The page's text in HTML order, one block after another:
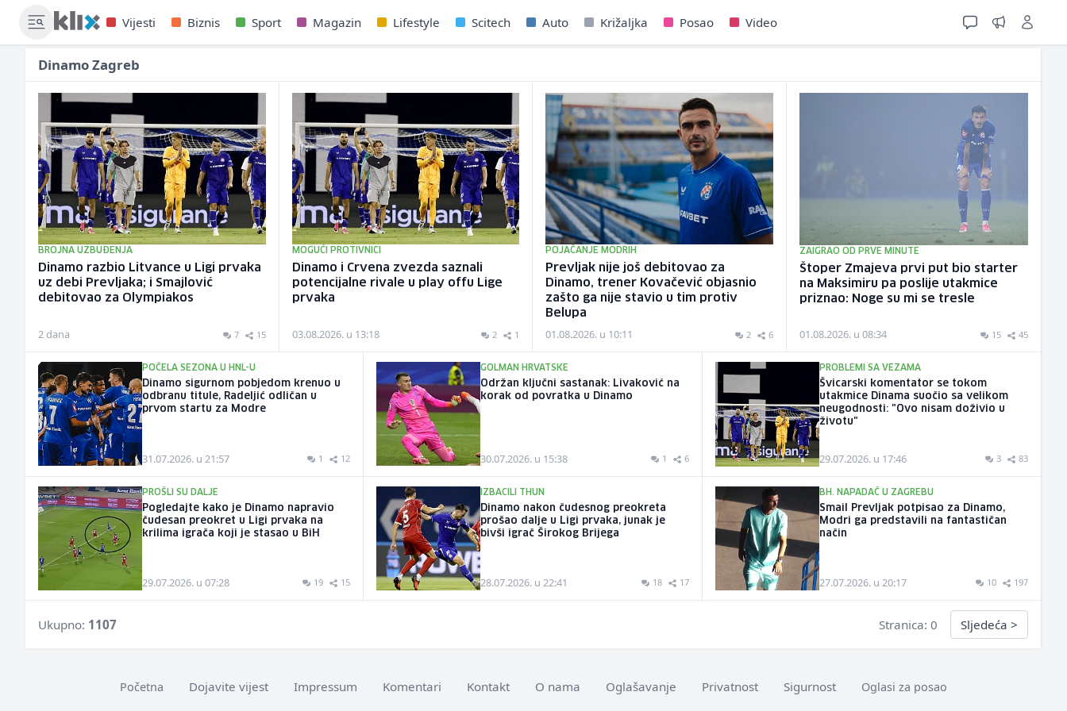
Vijesti Biznis Sport Magazin Lifestyle Scitech Auto Križaljka Posao Video
Dinamo Zagreb
BROJNA UZBUĐENJA
Dinamo razbio Litvance u Ligi prvaka
uz debi Prevljaka; i Smajlović
debitovao za Olympiakos
2 dana 7 15
MOGUĆI PROTIVNICI
Dinamo i Crvena zvezda saznali
potencijalne rivale u play offu Lige
prvaka
03.08.2026. u 13:18 2 1
POJAČANJE MODRIH
Prevljak nije još debitovao za
Dinamo, trener Kovačević objasnio
zašto ga nije stavio u tim protiv
Belupa
01.08.2026. u 10:11 2 6
ZAIGRAO OD PRVE MINUTE
Štoper Zmajeva prvi put bio starter
na Maksimiru pa poslije utakmice
priznao: Noge su mi se tresle
01.08.2026. u 08:34 15 45
POČELA SEZONA U HNL-U
Dinamo sigurnom pobjedom krenuo u
odbranu titule, Radeljić odličan u
prvom startu za Modre
31.07.2026. u 21:57 1 12
GOLMAN HRVATSKE
Održan ključni sastanak: Livaković na
korak od povratka u Dinamo
30.07.2026. u 15:38 1 6
PROBLEMI SA VEZAMA
Švicarski komentator se tokom
utakmice Dinama suočio sa velikom
neugodnosti: "Ovo nisam doživio u
životu"
29.07.2026. u 17:46 3 83
PROŠLI SU DALJE
Pogledajte kako je Dinamo napravio
čudesan preokret u Ligi prvaka na
krilima igrača koji je stasao u BiH
29.07.2026. u 07:28 19 15
IZBACILI THUN
Dinamo nakon čudesnog preokreta
prošao dalje u Ligi prvaka, junak je
bivši igrač Širokog Brijega
28.07.2026. u 22:41 18 17
BH. NAPADAČ U ZAGREBU
Smail Prevljak potpisao za Dinamo,
Modri ga predstavili na fantastičan
način
27.07.2026. u 20:17 10 197
Ukupno: 1107 Stranica: 0 Sljedeća >
Početna Dojavite vijest Impressum Komentari Kontakt O nama Oglašavanje Privatnost Sigurnost Oglasi za posao